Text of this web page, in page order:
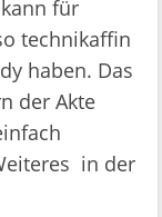
für
technikaffin
haben. Das
der Akte
in der